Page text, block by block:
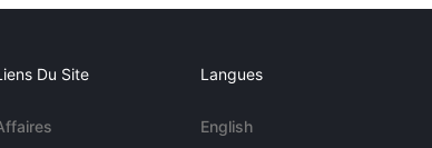
Du Site Langues
English